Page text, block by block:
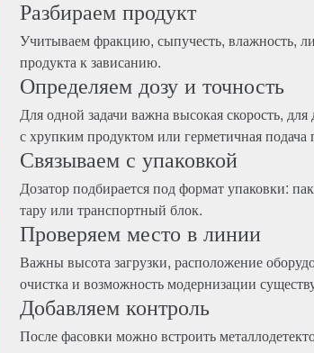
Разбираем продукт
Учитываем фракцию, сыпучесть, влажность,
продукта к зависанию.
Определяем дозу и точность
Для одной задачи важна высокая скорость,
с хрупким продуктом или герметичная подача
Связываем с упаковкой
Дозатор подбирается под формат упаковки:
тару или транспортный блок.
Проверяем место в линии
Важны высота загрузки, расположение
очистка и возможность модернизации
Добавляем контроль
После фасовки можно встроить